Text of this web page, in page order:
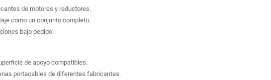
de motores y reductores.
como un conjunto completo.
bajo pedido.
de apoyo compatibles.
portacables de diferentes fabricantes.